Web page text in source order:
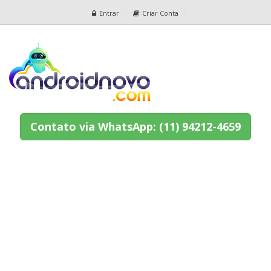
Entrar Criar Conta
Contato via WhatsApp: (11) 94212-4659